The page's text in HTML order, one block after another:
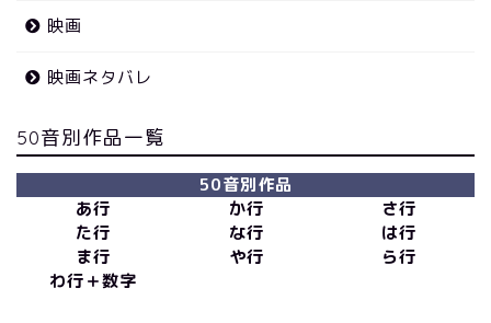
映画
映画ネタバレ
50音別作品一覧
50音別作品
あ行
か行
さ行
た行
な行
は行
ま行
や行
ら行
わ行＋数字